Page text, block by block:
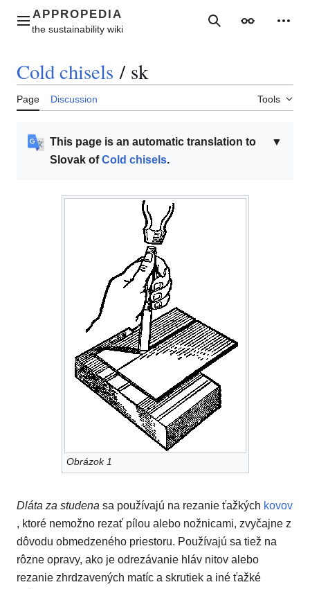
contentMain menu SearchAppearance
Cold chisels / sk
Page Discussion Tools
▼
This page is an automatic translation to
Slovak ofCold chisels.
Obrázok 1
Dláta za studena sa používajú na rezanie ťažkých kovov
, ktoré nemožno rezať pílou alebo nožnicami, zvyčajne z
dôvodu obmedzeného priestoru. Používajú sa tiež na
rôzne opravy, ako je odrezávanie hláv nitov alebo
rezanie zhrdzavených matíc a skrutiek a iné ťažké